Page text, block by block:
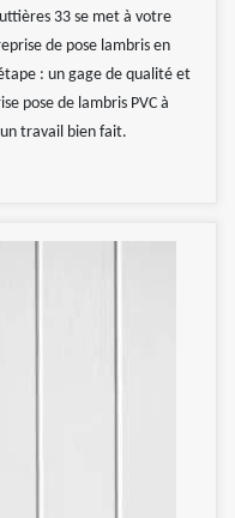
33 se met à votre
de pose lambris en
: un gage de qualité et
pose de lambris PVC à
travail bien fait.